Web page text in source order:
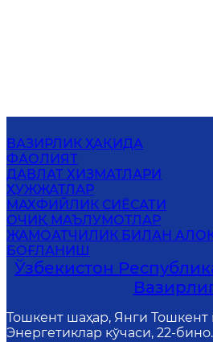
ВАЗИРЛИК ҲАҚИДА
ФАОЛИЯТ
ДАВЛАТ ХИЗМАТЛАРИ
ҲУЖЖАТЛАР
МАХФИЙЛИК СИЁСАТИ
ОЧИҚ МАЪЛУМОТЛАР
ЖАМОАТЧИЛИК БИЛАН
БОҒЛАНИШ
Ўзбекистон
Тошкент шаҳар, Янги Тошкент
Энергетиклар кўчаси, 22-бино.